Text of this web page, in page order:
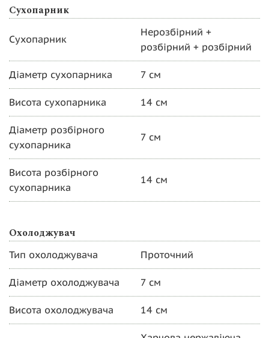
Сухопарник
Сухопарник
Нерозбірний +
розбірний + розбірний
Діаметр сухопарника 7 см
Висота сухопарника 14 см
Діаметр розбірного
сухопарника
7 см
Висота розбірного
сухопарника
14 см
Охолоджувач
Тип охолоджувача Проточний
Діаметр охолоджувача 7 см
Висота охолоджувача 14 см